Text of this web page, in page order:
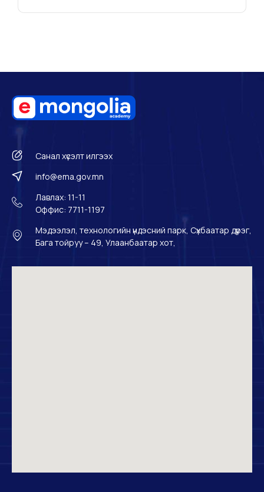
Санал хүсэлт илгээх
info@ema.gov.mn
Лавлах: 11-11
Оффис: 7711-1197
Мэдээлэл, технологийн үндэсний парк, Сүхбаатар дүүрэг,
Бага тойруу – 49, Улаанбаатар хот,